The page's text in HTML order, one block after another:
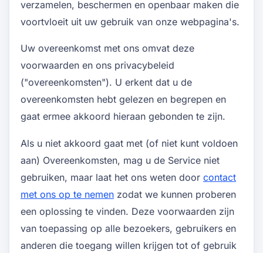
verzamelen, beschermen en openbaar maken die
voortvloeit uit uw gebruik van onze webpagina's.
Uw overeenkomst met ons omvat deze
voorwaarden en ons privacybeleid
("overeenkomsten"). U erkent dat u de
overeenkomsten hebt gelezen en begrepen en
gaat ermee akkoord hieraan gebonden te zijn.
Als u niet akkoord gaat met (of niet kunt voldoen
aan) Overeenkomsten, mag u de Service niet
gebruiken, maar laat het ons weten door contact
met ons op te nemen zodat we kunnen proberen
een oplossing te vinden. Deze voorwaarden zijn
van toepassing op alle bezoekers, gebruikers en
anderen die toegang willen krijgen tot of gebruik